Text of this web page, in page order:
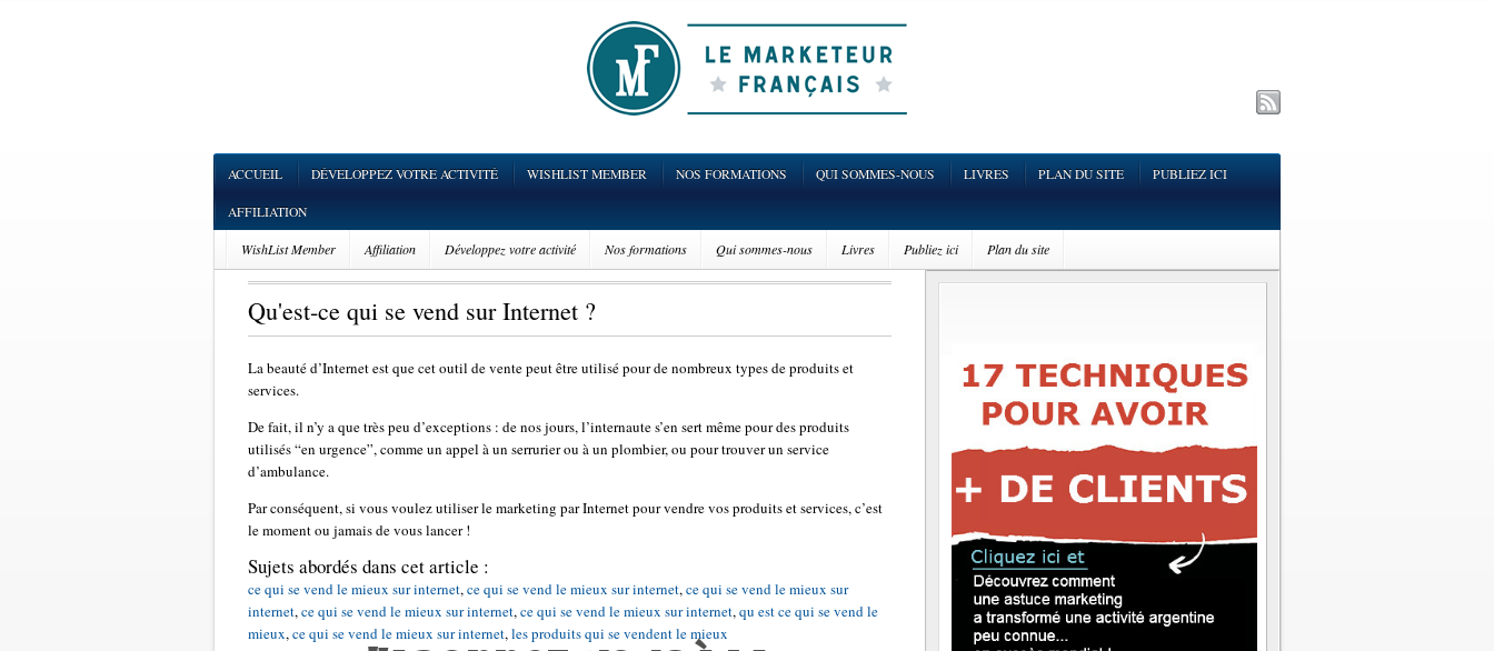
ACCUEIL DÉVELOPPEZ VOTRE ACTIVITÉ WISHLIST MEMBER NOS FORMATIONS QUI SOMMES-NOUS LIVRES PLAN DU SITE PUBLIEZ ICI
AFFILIATION
WishList Member Affiliation Développez votre activité Nos formations Qui sommes-nous Livres Publiez ici Plan du site
Qu'est-ce qui se vend sur Internet ?
La beauté d’Internet est que cet outil de vente peut être utilisé pour de nombreux types de produits et
services.
De fait, il n’y a que très peu d’exceptions : de nos jours, l’internaute s’en sert même pour des produits
utilisés “en urgence”, comme un appel à un serrurier ou à un plombier, ou pour trouver un service
d’ambulance.
Par conséquent, si vous voulez utiliser le marketing par Internet pour vendre vos produits et services, c’est
le moment ou jamais de vous lancer !
Sujets abordés dans cet article :
ce qui se vend le mieux sur internet,ce qui se vend le mieux sur internet,ce qui se vend le mieux sur
internet,ce qui se vend le mieux sur internet,ce qui se vend le mieux sur internet,qu est ce qui se vend le
mieux,ce qui se vend le mieux sur internet,les produits qui se vendent le mieux